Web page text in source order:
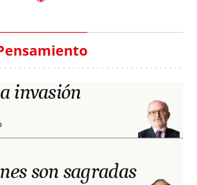
invasión
son sagradas